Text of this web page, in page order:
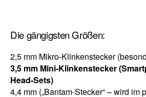
Die gängigsten Größen:
2,5 mm Mikro-Klinkenstecker
3,5 mm Mini-Klinkenstecker
Head-Sets)
4,4 mm („Bantam-Stecker“ – wird im